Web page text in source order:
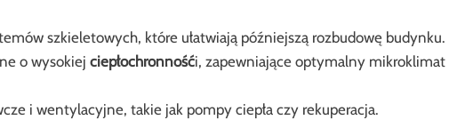
szkieletowych, które ułatwiają późniejszą rozbudowę budynku.
o wysokiej ciepłochronnośći, zapewniające optymalny mikroklimat
i wentylacyjne, takie jak pompy ciepła czy rekuperacja.